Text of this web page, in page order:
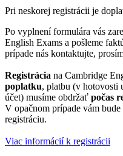
Pri neskorej registrácii je
Po vyplnení formulára vás
English Exams a pošleme
prípade nás kontaktujte,
Registrácia na Cambridge
poplatku, platbu (v hotovosti
účet) musíme obdržať počas
V opačnom prípade vám
registráciu.
Viac informácií k registrácii